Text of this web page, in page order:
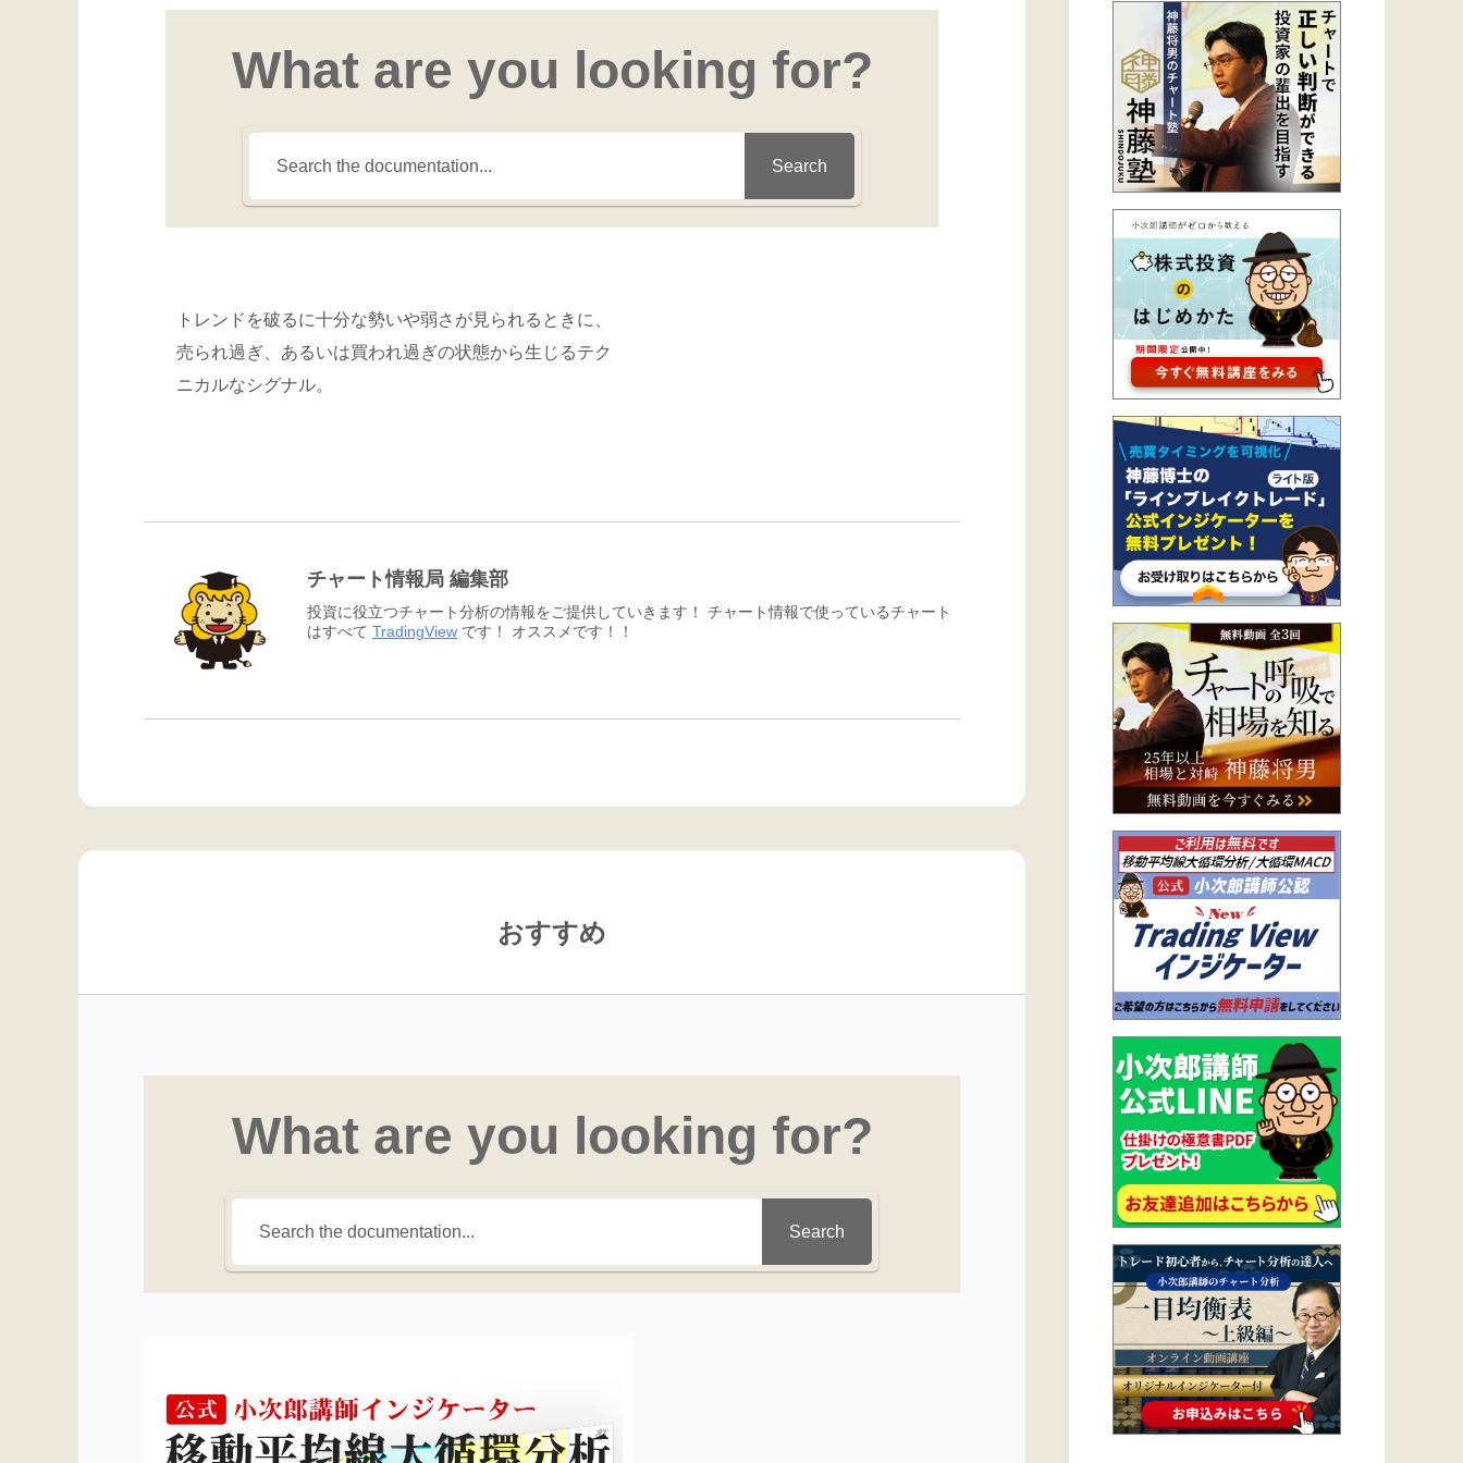
What are you looking for?
Search
トレンドを破るに十分な勢いや弱さが見られるときに、
売られ過ぎ、あるいは買われ過ぎの状態から生じるテク
ニカルなシグナル。
チャート情報局 編集部
投資に役立つチャート分析の情報をご提供していきます！ チャート情報で使っているチャート
はすべて TradingView です！ オススメです！！
おすすめ
What are you looking for?
Search